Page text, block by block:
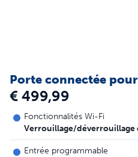
Porte connectée
€ 499,99
Fonctionnalités Wi-Fi
Verrouillage/
Entrée programmable